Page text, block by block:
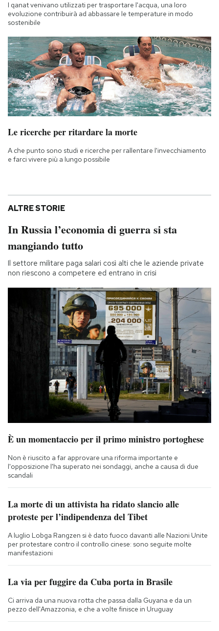
I qanat venivano utilizzati per trasportare l'acqua, una loro
evoluzione contribuirà ad abbassare le temperature in modo
sostenibile
Le ricerche per ritardare la morte
A che punto sono studi e ricerche per rallentare l'invecchiamento
e farci vivere più a lungo possibile
ALTRE STORIE
In Russia l’economia di guerra si sta
mangiando tutto
Il settore militare paga salari così alti che le aziende private
non riescono a competere ed entrano in crisi
È un momentaccio per il primo ministro portoghese
Non è riuscito a far approvare una riforma importante e
l'opposizione l'ha superato nei sondaggi, anche a causa di due
scandali
La morte di un attivista ha ridato slancio alle
proteste per l’indipendenza del Tibet
A luglio Lobga Rangzen si è dato fuoco davanti alle Nazioni Unite
per protestare contro il controllo cinese: sono seguite molte
manifestazioni
La via per fuggire da Cuba porta in Brasile
Ci arriva da una nuova rotta che passa dalla Guyana e da un
pezzo dell'Amazzonia, e che a volte finisce in Uruguay